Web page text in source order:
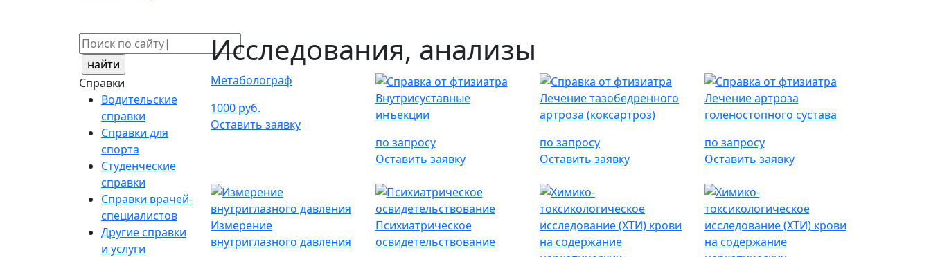
Поиск:
Справки
Водительские
справки
Справки для
спорта
Студенческие
справки
Справки врачей-
специалистов
Другие справки
и услуги
Исследования, анализы
Метаболограф
1000 руб.
Оставить заявку
Внутрисуставные
инъекции
по запросу
Оставить заявку
Лечение тазобедренного
артроза (коксартроз)
по запросу
Оставить заявку
Лечение артроза
голеностопного сустава
по запросу
Оставить заявку
Измерение
внутриглазного давления
Психиатрическое
освидетельствование